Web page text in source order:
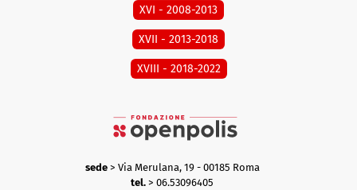
XVI - 2008-2013
XVII - 2013-2018
XVIII - 2018-2022
sede> Via Merulana, 19 - 00185 Roma
tel. > 06.53096405